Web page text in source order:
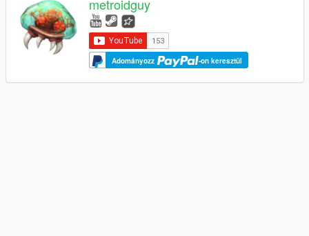
metroidguy
Adományozz -on keresztül